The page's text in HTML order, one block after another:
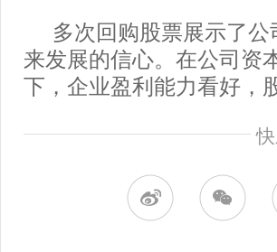
多次回购股票展示了
来发展的信心。在公司资
下，企业盈利能力看好，